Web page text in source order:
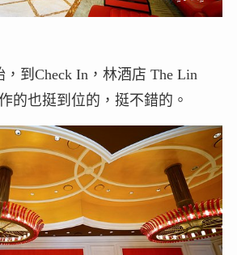
到Check In，林酒店 The Lin
的也挺到位的，挺不錯的。